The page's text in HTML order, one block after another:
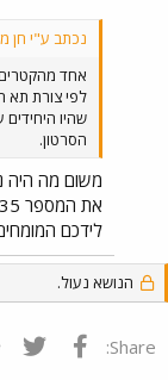
נכתב ע"י חן
אחד מהקטרים 111-
שהיו
הסרטון.
משום מה היה
לידכם
הנושא נעול.
Share: פייסבוק